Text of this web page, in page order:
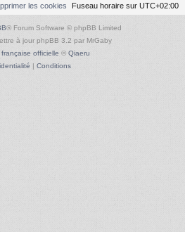
Fuseau horaire sur UTC+02:00
les cookies
® Forum Software © phpBB Limited
à jour phpBB 3.2 par MrGaby
officielle © Qiaeru
| Conditions